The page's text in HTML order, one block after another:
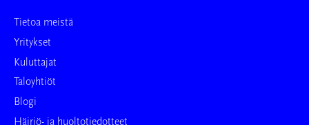
Tietoa meistä
Yritykset
Kuluttajat
Taloyhtiöt
Blogi
Häiriö- ja huoltotiedotteet